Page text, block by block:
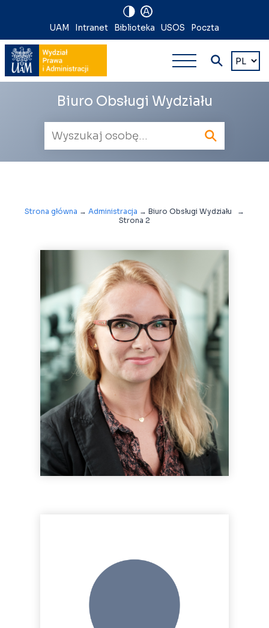
A
Nawigacja
na
skróty
UAM Intranet Biblioteka USOS Poczta
główna
Wybierz
język
Biuro Obsługi Wydziału
pracowników
Strona główna → Administracja → Biuro Obsługi Wydziału
→
Strona 2